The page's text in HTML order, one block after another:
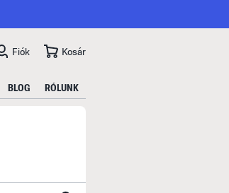
Fiók Kosár
BLOG RÓLUNK